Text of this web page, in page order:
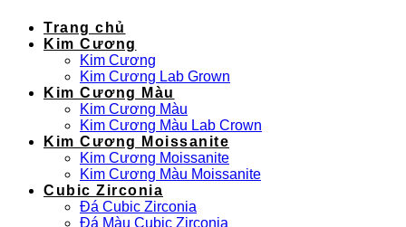
Trang chủ
Kim Cương
Kim Cương
Kim Cương Lab Grown
Kim Cương Màu
Kim Cương Màu
Kim Cương Màu Lab Crown
Kim Cương Moissanite
Kim Cương Moissanite
Kim Cương Màu Moissanite
Cubic Zirconia
Đá Cubic Zirconia
Đá Màu Cubic Zirconia